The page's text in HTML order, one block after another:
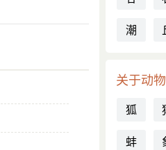
潮
关于动
狐
蚌